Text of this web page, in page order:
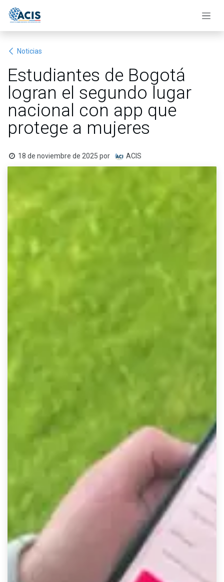
Noticias
Estudiantes de Bogotá
logran el segundo lugar
nacional con app que
protege a mujeres
18 de noviembre de 2025 por ACIS